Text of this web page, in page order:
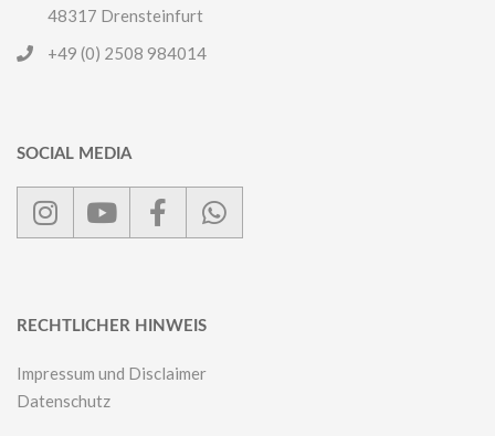
48317 Drensteinfurt
+49 (0) 2508 984014
SOCIAL MEDIA
RECHTLICHER HINWEIS
Impressum und Disclaimer
Datenschutz